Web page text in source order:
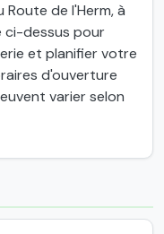
de l'Herm, à
ci-dessus pour
et planifier votre
d'ouverture
varier selon